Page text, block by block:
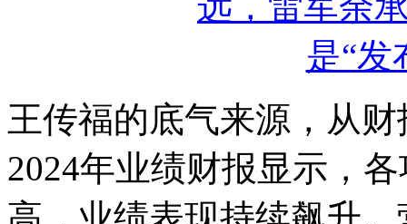
王传福的底气来源，从
2024年业绩财报显示，